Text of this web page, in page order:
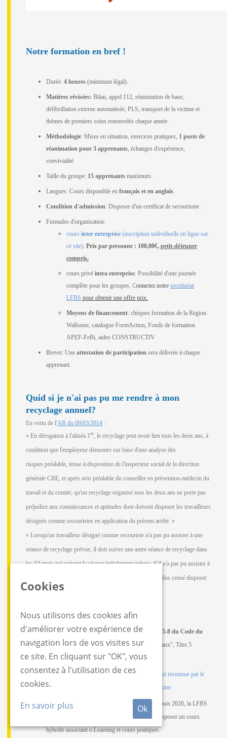
Notre formation en bref !
Durée: 4 heures (minimum légal).
Matières révisées: Bilan, appel 112, réanimation de base,
défibrillation externe automatisée, PLS, transport de la victime et
thèmes de premiers soins renouvelés chaque année.
Méthodologie: Mises en situation, exercices pratiques, 1 poste de
réanimation pour 3 apprenants , échanges d'expérience,
convivialité
Taille du groupe: 15 apprenants maximum.
Langues: Cours disponible en français et en anglais
Condition d'admission: Disposer d'un certificat de secourisme .
Formules d'organisation:
cours inter entreprise (inscription individuelle en ligne sur
ce site) Prix par personne : 100,00€, petit-déjeuner
compris.
cours privé intra entreprise Possibilité d'une journée
complète pour les groupes. Contactez notre secrétariat
LFBS pour obtenir une offre prix.
Moyens de financement: chèques formation de la Région
Wallonne, catalogue FormAction, Fonds de formation
APEF-FeBi, aides CONSTRUCTIV
Brevet: Une attestation de participation sera délivrée à chaque
apprenant.
Quid si je n'ai pas pu me rendre à mon
recyclage annuel?
En vertu de l'AR du 09/03/2014 :
« En dérogation à l'alinéa 1 er , le recyclage peut avoir lieu tous les deux ans, à
condition que l'employeur démontre sur base d'une analyse des
risques préalable, tenue à disposition de l'inspecteur social de la direction
générale CBE, et après avis préalable du conseiller en prévention-médecin du
travail et du comité, qu'un recyclage organisé tous les deux ans ne porte pas
préjudice aux connaissances et aptitudes dont doivent disposer les travailleurs
désignés comme secouristes en application du présent arrêté. »
« Lorsqu'un travailleur désigné comme secouriste n'a pas pu assister à une
séance de recyclage prévue, il doit suivre une autre séance de recyclage dans
les 12 mois qui suivent la séance initialement prévue. S'il n'a pas pu assister à
une autre séance durant cette période, ce travailleur n'est plus censé disposer
des connaissances et aptitudes visées à l'article 9. »
Autres informations
Références légales: Formation visée à l'article I.5-8 du Code du
Bien-être au travail,Livre 1er "Principes généraux", Titre 5
"Premiers secours"
Agrément SPF Emploi: Depuis 2007, la
LFBS est reconnue par le
SPF Emploi pour délivrer le certificat de secourisme.
Agrément SPF Emploi "Blended Learning": Depuis 2020, la LFBS
est reconnue par le SPF Emploi pour pouvoir proposer un cours
hybride associant e-Learning et cours pratiques.
Cookies
Nous utilisons des cookies afin
d'améliorer votre expérience de
navigation lors de vos visites sur
ce site. En cliquant sur "OK", vous
consentez à l'utilisation de ces
cookies.
En savoir plus
Ok